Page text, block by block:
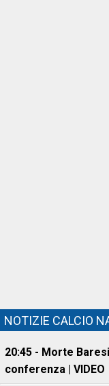
NOTIZIE CALCIO
20:45 - Morte
conferenza | VIDEO